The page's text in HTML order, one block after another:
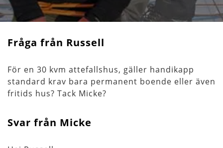
Fråga från Russell
För en 30 kvm attefallshus, gäller handikapp
standard krav bara permanent boende eller även
fritids hus? Tack Micke?
Svar från Micke